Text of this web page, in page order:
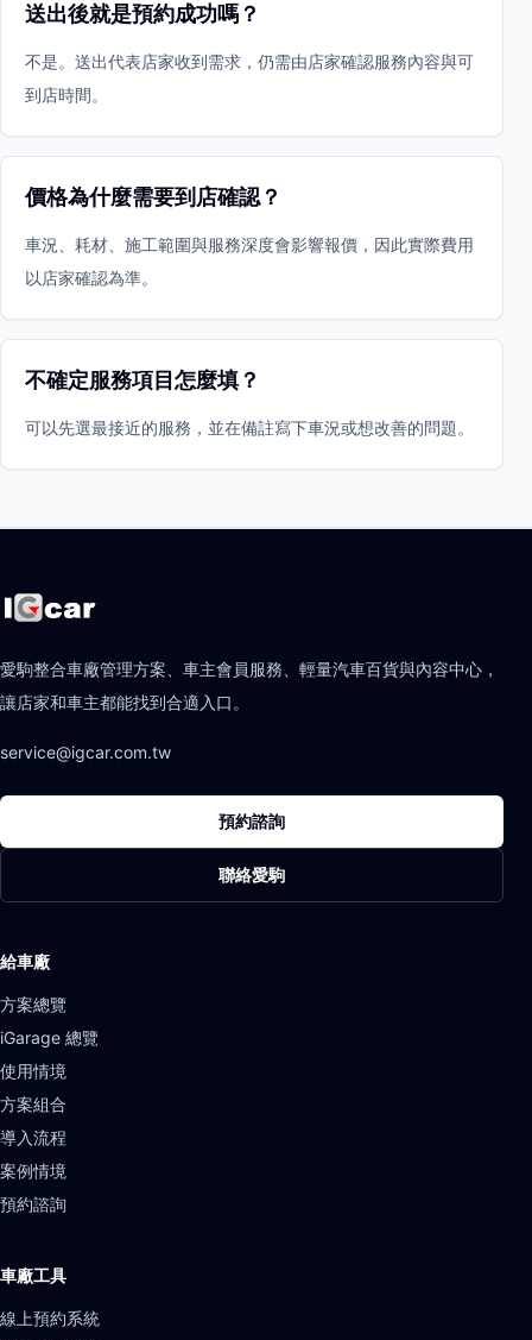
送出後就是預約成功嗎？
不是。送出代表店家收到需求，仍需由店家確認服務內容與可
到店時間。
價格為什麼需要到店確認？
車況、耗材、施工範圍與服務深度會影響報價，因此實際費用
以店家確認為準。
不確定服務項目怎麼填？
可以先選最接近的服務，並在備註寫下車況或想改善的問題。
愛駒整合車廠管理方案、車主會員服務、輕量汽車百貨與內容中心，
讓店家和車主都能找到合適入口。
service@igcar.com.tw
預約諮詢
聯絡愛駒
給車廠
方案總覽
iGarage 總覽
使用情境
方案組合
導入流程
案例情境
預約諮詢
車廠工具
線上預約系統